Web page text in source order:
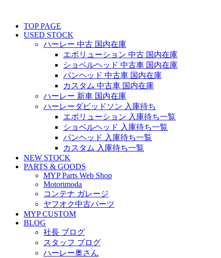
TOP PAGE
USED STOCK
ハーレー 中古 国内在庫
エボリューション 中古 国内在庫
ショベルヘッド 中古車 国内在庫
パンヘッド 中古車 国内在庫
カスタム 中古車 国内在庫
ハーレー 新車 国内在庫
ハーレーダビッドソン 入庫待ち
エボリューション 入庫待ち一覧
ショベルヘッド 入庫待ち一覧
パンヘッド 入庫待ち一覧
カスタム 入庫待ち一覧
NEW STOCK
PARTS & GOODS
MYP Parts Web Shop
Motorimoda
コンテナ ガレージ
ヤフオク中古パーツ
MYP CUSTOM
BLOG
社長 ブログ
スタッフ ブログ
ハーレー奥さん